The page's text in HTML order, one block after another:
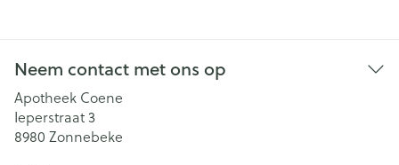
Neem contact met ons op
Apotheek Coene
Ieperstraat 3
8980 Zonnebeke